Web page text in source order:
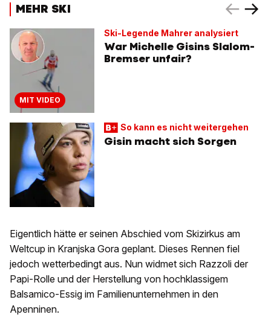
MEHR SKI
MIT VIDEO
Ski-Legende Mahrer analysiert
War Michelle Gisins Slalom-
Bremser unfair?
So kann es nicht weitergehen
Gisin macht sich Sorgen
Eigentlich hätte er seinen Abschied vom Skizirkus am
Weltcup in Kranjska Gora geplant. Dieses Rennen fiel
jedoch wetterbedingt aus. Nun widmet sich Razzoli der
Papi-Rolle und der Herstellung von hochklassigem
Balsamico-Essig im Familienunternehmen in den
Apenninen.